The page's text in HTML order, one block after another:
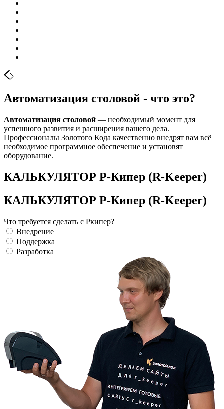
Автоматизация столовой - что это?
Автоматизация столовой — необходимый момент для
успешного развития и расширения вашего дела.
Профессионалы Золотого Кода качественно внедрят вам всё
необходимое программное обеспечение и установят
оборудование.
КАЛЬКУЛЯТОР Р-Кипер (R-Keeper)
КАЛЬКУЛЯТОР Р-Кипер (R-Keeper)
Что требуется сделать с Ркипер?
Внедрение
Поддержка
Разработка